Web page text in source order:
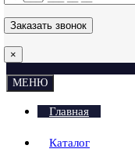
×
МЕНЮ
Главная
Каталог